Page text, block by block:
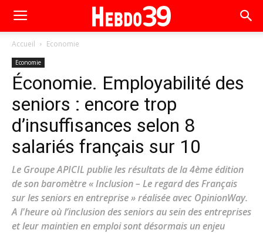
Accueil Economie
Economie
Économie. Employabilité des
seniors : encore trop
d’insuffisances selon 8
salariés français sur 10
Le Groupe APICIL publie les résultats de la 4ème édition
de son baromètre « Inclusion – Le regard des Français
sur les seniors en entreprise » réalisée avec OpinionWay.
A l'heure où l’inclusion des seniors au sein des entreprises
et leur maintien en emploi sont désormais un enjeu